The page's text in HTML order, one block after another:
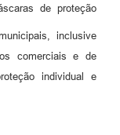
de proteção
inclusive
comerciais e de
individual e